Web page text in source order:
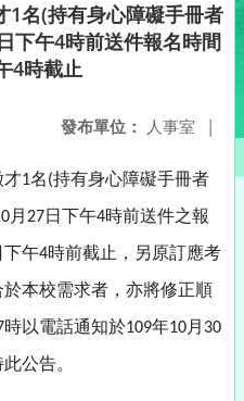
1名(持有身心障礙手冊者
下午4時前送件報名時間
4時截止
發布單位： 人事室 |
才1名(持有身心障礙手冊者
月 27日下午4時前送件之報
下午4時前截止，另原訂應考
本校需求者，亦將修正順
時以電話通知於109年10月 30
公告。